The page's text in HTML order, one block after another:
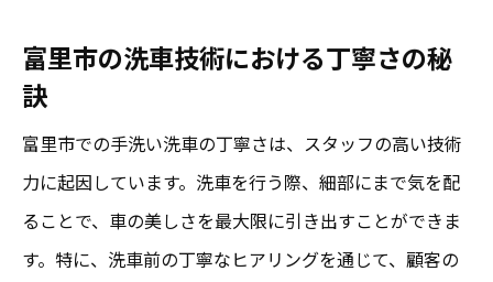
コストパフォーマンスに優れた手洗い洗車
富里市で信頼できる洗車店の選び方
予算内で最良のサービスを受ける方法
安さと品質を両立する洗車店の見極め方
富里市で実現する安心価格の秘密
富里市の洗車技術における丁寧さの秘
訣
富里市での手洗い洗車の丁寧さは、スタッフの高い技術
力に起因しています。洗車を行う際、細部にまで気を配
ることで、車の美しさを最大限に引き出すことができま
す。特に、洗車前の丁寧なヒアリングを通じて、顧客の